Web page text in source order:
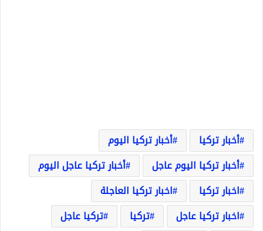
أخبار تركيا
أخبار تركيا اليوم
أخبار تركيا اليوم عاجل
أخبار تركيا عاجل اليوم
اخبار تركيا
اخبار تركيا العاجلة
اخبار تركيا عاجل
تركيا
تركيا عاجل